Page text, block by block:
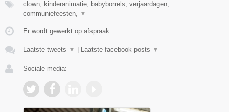
clown, kinderanimatie, babyborrels, verjaardagen,
communiefeesten, ▼
Er wordt gewerkt op afspraak.
Laatste tweets ▼ Laatste facebook posts ▼
Sociale media: